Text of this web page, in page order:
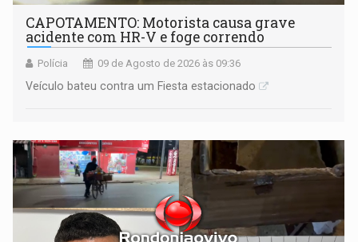
CAPOTAMENTO: Motorista causa grave
acidente com HR-V e foge correndo
Polícia 09 de Agosto de 2026 às 09:36
Veículo bateu contra um Fiesta estacionado